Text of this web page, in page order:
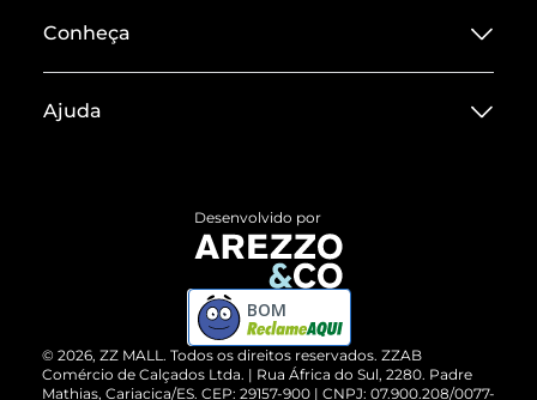
Conheça
Termos de Uso
ZZ MALL é confiável
Cartão Presente
Ajuda
Devolução do Produto
Compre pelo WhatsApp
© 2026, ZZ MALL. Todos os direitos reservados. ZZAB
Comércio de Calçados Ltda. | Rua África do Sul, 2280. Padre
Mathias, Cariacica/ES. CEP: 29157-900 | CNPJ: 07.900.208/0077-
Desenvolvido por
BOM